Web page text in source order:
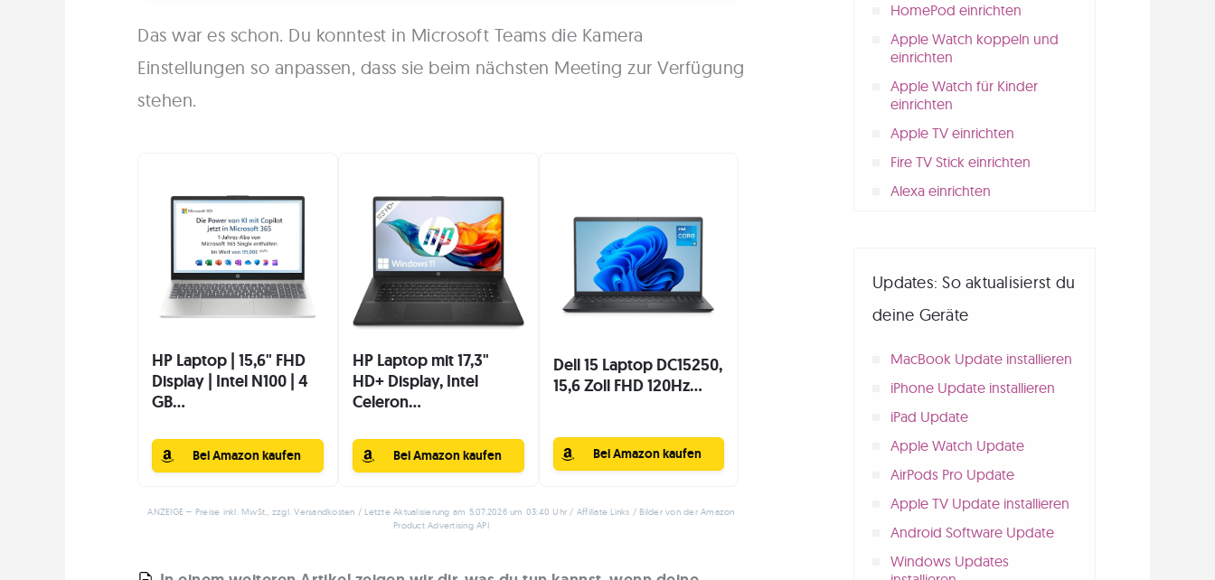
Das war es schon. Du konntest in Microsoft Teams die Kamera
Einstellungen so anpassen, dass sie beim nächsten Meeting zur Verfügung
stehen.
HP Laptop | 15,6" FHD
Display | Intel N100 | 4
GB...
Bei Amazon kaufen
HP Laptop mit 17,3"
HD+ Display, Intel
Celeron...
Bei Amazon kaufen
Dell 15 Laptop DC15250,
15,6 Zoll FHD 120Hz...
Bei Amazon kaufen
ANZEIGE – Preise inkl. MwSt., zzgl. Versandkosten / Letzte Aktualisierung am 5.07.2026 um 03:40 Uhr / Affiliate Links / Bilder von der Amazon
Product Advertising API
HomePod einrichten
Apple Watch koppeln und
einrichten
Apple Watch für Kinder
einrichten
Apple TV einrichten
Fire TV Stick einrichten
Alexa einrichten
Updates: So aktualisierst du
deine Geräte
MacBook Update installieren
iPhone Update installieren
iPad Update
Apple Watch Update
AirPods Pro Update
Apple TV Update installieren
Android Software Update
Windows Updates